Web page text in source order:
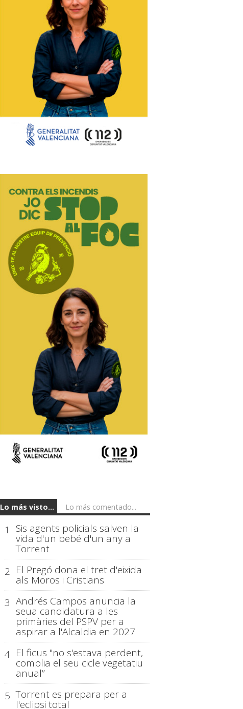
Lo más visto... Lo más comentado...
1 Sis agents policials salven la
vida d'un bebé d'un any a
Torrent
2 El Pregó dona el tret d'eixida
als Moros i Cristians
3 Andrés Campos anuncia la
seua candidatura a les
primàries del PSPV per a
aspirar a l'Alcaldia en 2027
4 El ficus "no s'estava perdent,
complia el seu cicle vegetatiu
anual”
5 Torrent es prepara per a
l'eclipsi total